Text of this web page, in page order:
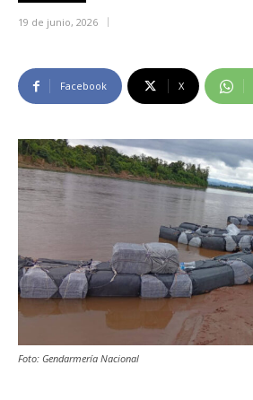
19 de junio, 2026
Facebook X
Foto: Gendarmería Nacional